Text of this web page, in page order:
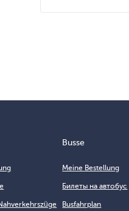
Busse
Meine Bestellung
Билеты на автобус
Busfahrplan